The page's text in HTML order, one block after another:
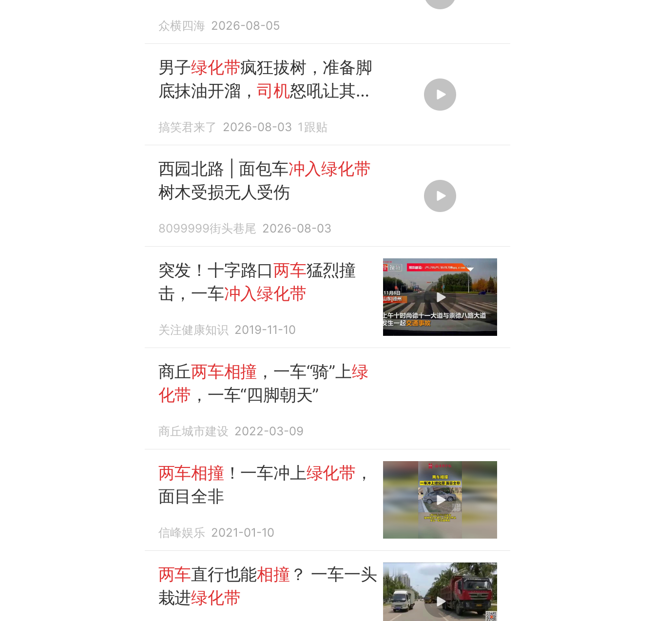
众横四海 2026-08-05
男子绿化带疯狂拔树，准备脚
底抹油开溜，司机怒吼让其插
搞笑君来了 2026-08-03 1 跟贴
西园北路 | 面包车冲入绿化带
树木受损无人受伤
8099999街头巷尾 2026-08-03
突发！十字路口两车猛烈撞
击，一车冲入绿化带
关注健康知识 2019-11-10
商丘两车相撞 ，一车“骑”上绿
化带 ，一车“四脚朝天”
商丘城市建设 2022-03-09
两车相撞 ！一车冲上绿化带 ，
面目全非
信峰娱乐 2021-01-10
两车直行也能相撞 ？ 一车一头
栽进绿化带